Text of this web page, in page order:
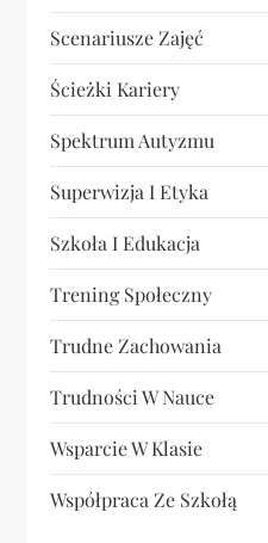
Scenariusze Zajęć
Ścieżki Kariery
Spektrum Autyzmu
Superwizja I Etyka
Szkoła I Edukacja
Trening Społeczny
Trudne Zachowania
Trudności W Nauce
Wsparcie W Klasie
Współpraca Ze Szkołą